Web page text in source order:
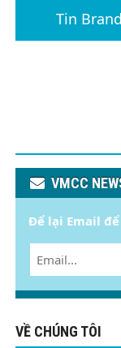
Tin Brand
VMCC
Để lại Email
VỀ CHÚNG TÔI